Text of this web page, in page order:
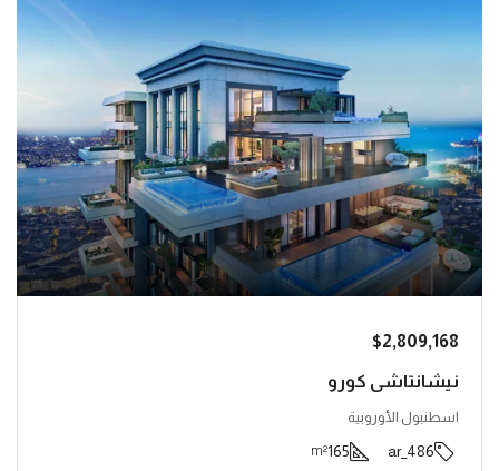
$2,809,168
نيشانتاشي كورو
اسطنبول الأوروبية
486_ar
165
m²